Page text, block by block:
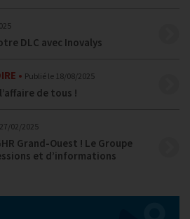
DLC avec Inovalys
Publié le 18/08/2025
de tous !
27/02/2025
Grand-Ouest ! Le Groupe
et d’informations